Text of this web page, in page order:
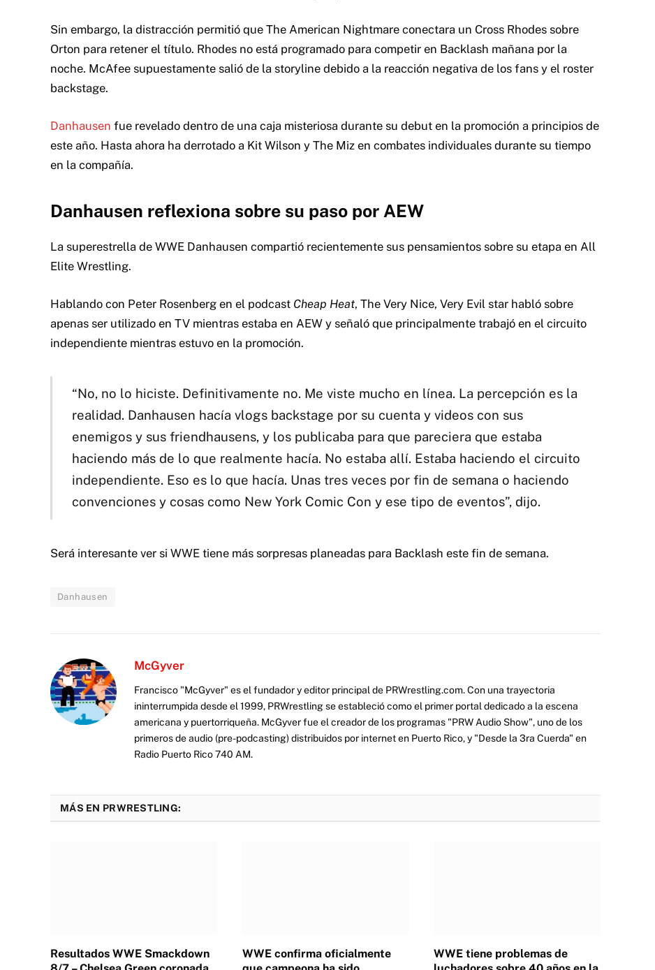
Sin embargo, la distracción permitió que The American Nightmare conectara un Cross Rhodes sobre
Orton para retener el título. Rhodes no está programado para competir en Backlash mañana por la
noche. McAfee supuestamente salió de la storyline debido a la reacción negativa de los fans y el roster
backstage.
Danhausen fue revelado dentro de una caja misteriosa durante su debut en la promoción a principios de
este año. Hasta ahora ha derrotado a Kit Wilson y The Miz en combates individuales durante su tiempo
en la compañía.
Danhausen reflexiona sobre su paso por AEW
La superestrella de WWE Danhausen compartió recientemente sus pensamientos sobre su etapa en All
Elite Wrestling.
Hablando con Peter Rosenberg en el podcast Cheap Heat, The Very Nice, Very Evil star habló sobre
apenas ser utilizado en TV mientras estaba en AEW y señaló que principalmente trabajó en el circuito
independiente mientras estuvo en la promoción.
“No, no lo hiciste. Definitivamente no. Me viste mucho en línea. La percepción es la
realidad. Danhausen hacía vlogs backstage por su cuenta y videos con sus
enemigos y sus friendhausens, y los publicaba para que pareciera que estaba
haciendo más de lo que realmente hacía. No estaba allí. Estaba haciendo el circuito
independiente. Eso es lo que hacía. Unas tres veces por fin de semana o haciendo
convenciones y cosas como New York Comic Con y ese tipo de eventos”, dijo.
Será interesante ver si WWE tiene más sorpresas planeadas para Backlash este fin de semana.
Danhausen
McGyver
Francisco "McGyver" es el fundador y editor principal de PRWrestling.com. Con una trayectoria
ininterrumpida desde el 1999, PRWrestling se estableció como el primer portal dedicado a la escena
americana y puertorriqueña. McGyver fue el creador de los programas "PRW Audio Show", uno de los
primeros de audio (pre-podcasting) distribuidos por internet en Puerto Rico, y "Desde la 3ra Cuerda" en
Radio Puerto Rico 740 AM.
MÁS EN PRWRESTLING:
Resultados WWE Smackdown
WWE confirma oficialmente
WWE tiene problemas de